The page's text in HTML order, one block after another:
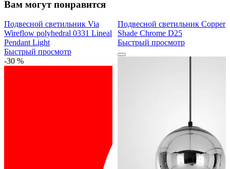
Вам могут понравится
Подвесной светильник Via
Wireflow polyhedral 0331 Lineal
Pendant Light
Быстрый просмотр
-30 %
Подвесной светильник Copper
Shade Chrome D25
Быстрый просмотр